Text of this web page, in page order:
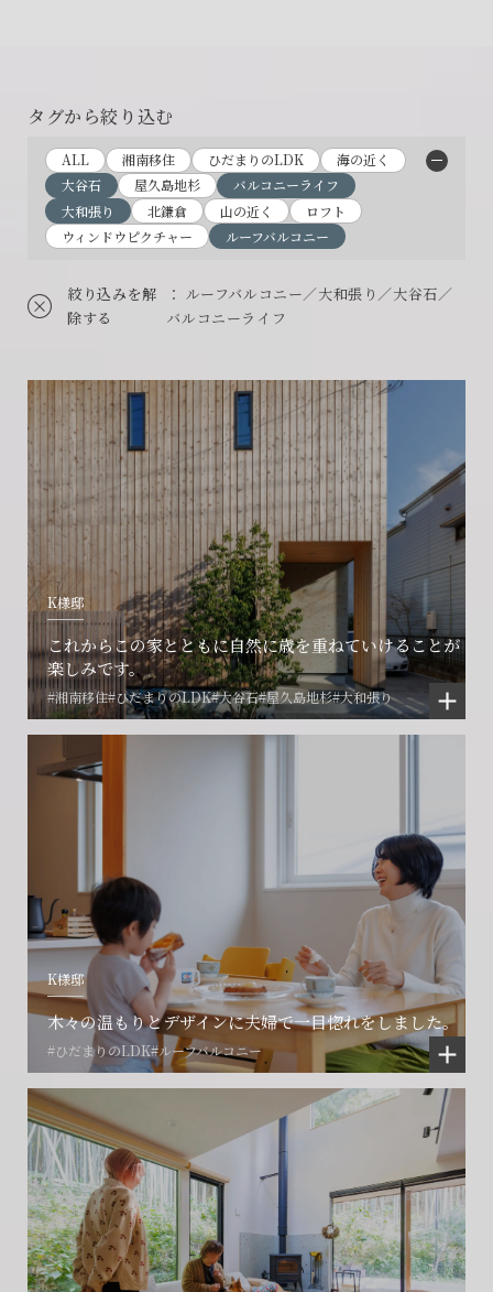
タグから絞り込む
ALL 湘南移住 ひだまりのLDK
海の近く
大谷石
屋久島地杉
バルコニーライフ
大和張り
北鎌倉 山の近く
ロフト
ウィンドウピクチャー
ルーフバルコニー
絞り込みを解
除する
： ルーフバルコニー／大和張り／大谷石／
バルコニーライフ
K様邸
これからこの家とともに自然に歳を重ねていけることが
楽しみです。
#湘南移住#ひだまりのLDK#大谷石#屋久島地杉#大和張り
K様邸
木々の温もりとデザインに夫婦で一目惚れをしました。
#ひだまりのLDK#ルーフバルコニー
会社に関することや物件についての
ご相談はこちら
フォームからのお問い合わせ
CONTACT
賃貸物件入居者様の
お困りごとのご相談はこちら
解約のお申し込み
土地の活用・賃貸経営に関する
ご相談はこちら
フォームからのお問い合わせ
CONTACT